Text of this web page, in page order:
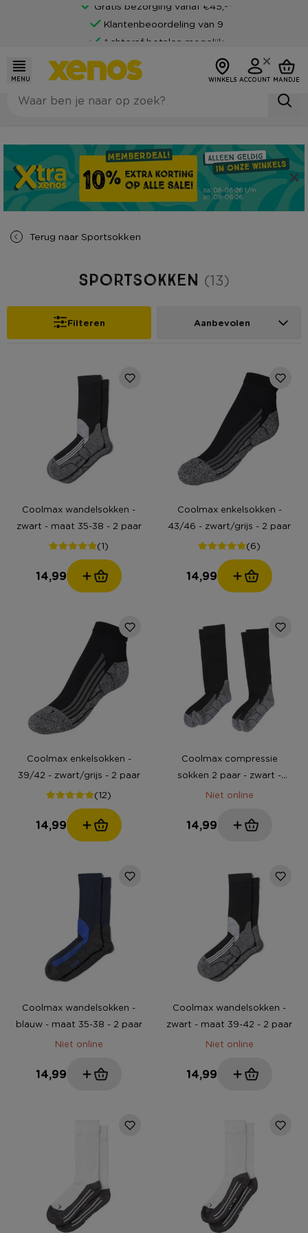
Gratis bezorging vanaf €45,-*
Klantenbeoordeling van 9
Achteraf betalen mogelijk
MENU WINKELS ACCOUNT MANDJE
Terug naar Sportsokken
Sportsokken (13)
Filteren Aanbevolen
Coolmax wandelsokken -
zwart - maat 35-38 - 2 paar
(1)
14,99
Coolmax enkelsokken -
43/46 - zwart/grijs - 2 paar
(6)
14,99
Coolmax enkelsokken -
39/42 - zwart/grijs - 2 paar
(12)
14,99
Coolmax compressie
sokken 2 paar - zwart -
maat 35-38
Niet online
14,99
Coolmax wandelsokken -
blauw - maat 35-38 - 2 paar
Niet online
14,99
Coolmax wandelsokken -
zwart - maat 39-42 - 2 paar
Niet online
14,99